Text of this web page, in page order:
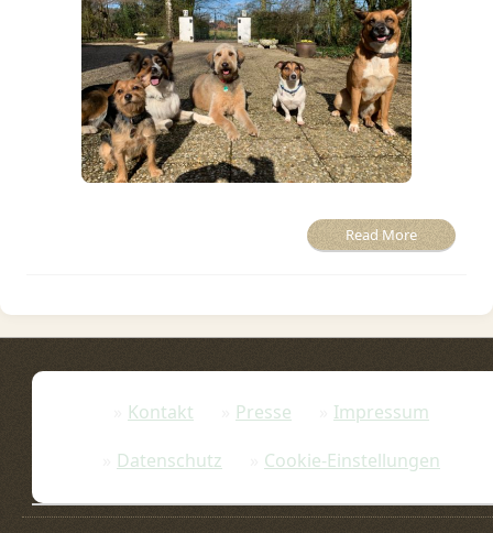
Read More
Kontakt Presse
Impressum
Datenschutz
Cookie-Einstellungen